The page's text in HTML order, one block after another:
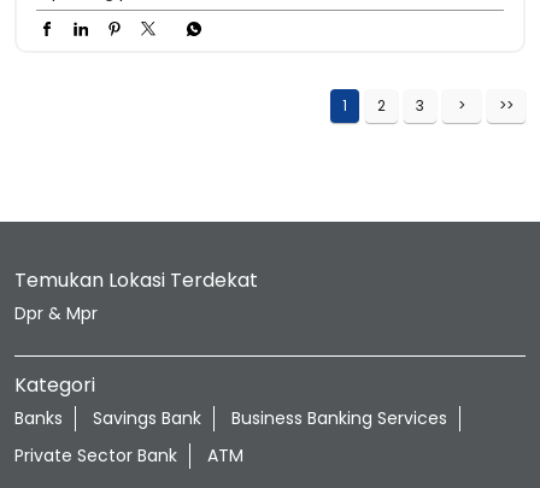
1 2 3
Temukan Lokasi Terdekat
Dpr & Mpr
Kategori
Banks Savings Bank
Business Banking Services
Private Sector Bank
ATM